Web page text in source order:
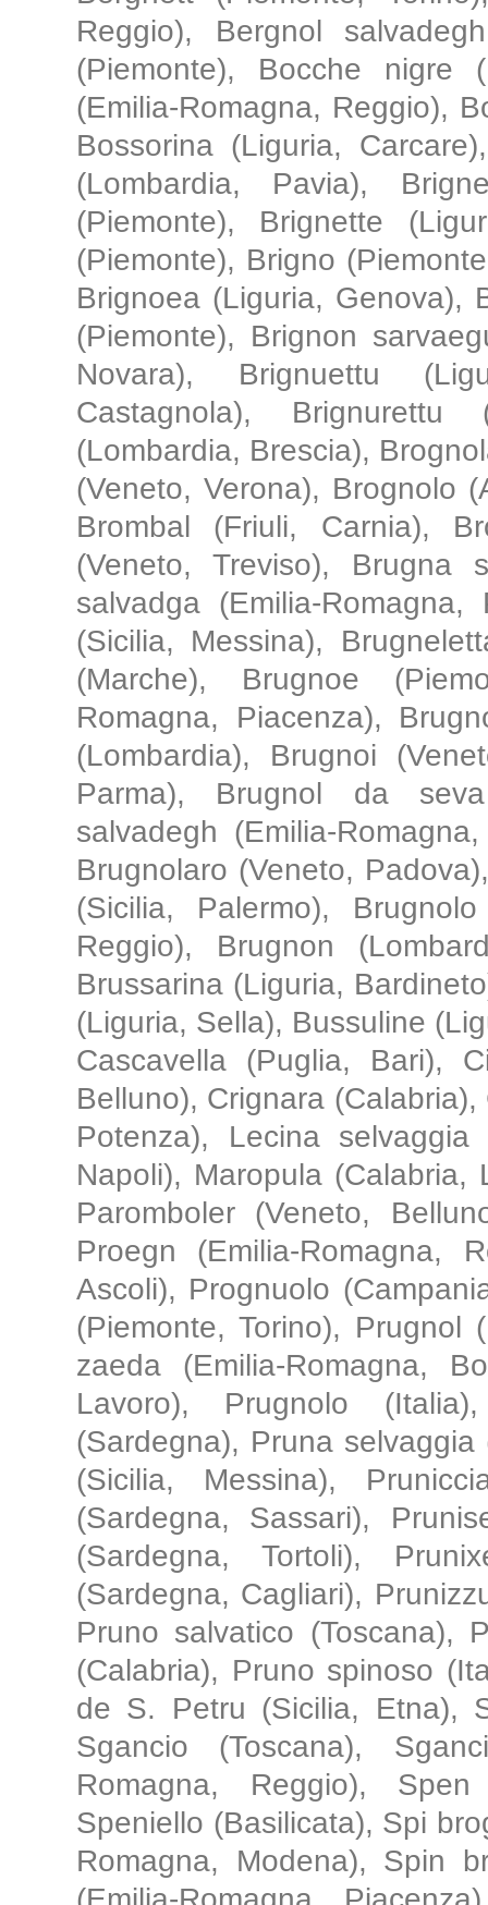
Reggio), Bergnol
(Piemonte), Bocche nigre
(Emilia-Romagna, Reggio),
Bossorina (Liguria,
(Lombardia, Pavia),
(Piemonte), Brignette
(Piemonte), Brigno
Brignoea (Liguria, Genova),
(Piemonte), Brignon
Novara), Brignuettu
Castagnola),
(Lombardia, Brescia),
(Veneto, Verona), Brognolo
Brombal (Friuli, Carnia),
(Veneto, Treviso), Brugna
salvadga (Emilia-
(Sicilia, Messina),
(Marche), Brugnoe
Romagna, Piacenza),
(Lombardia), Brugnoi
Parma), Brugnol da
salvadegh (Emilia-
Brugnolaro (Veneto,
(Sicilia, Palermo),
Reggio), Brugnon
Brussarina (Liguria,
(Liguria, Sella), Bussuline
Cascavella (Puglia, Bari),
Belluno), Crignara
Potenza), Lecina
Napoli), Maropula (Calabria,
Paromboler (Veneto,
Proegn (Emilia-Romagna,
Ascoli), Prognuolo
(Piemonte, Torino), Prugnol
zaeda (Emilia-Romagna,
Lavoro), Prugnolo
(Sardegna), Pruna
(Sicilia, Messina),
(Sardegna, Sassari),
(Sardegna, Tortoli),
(Sardegna, Cagliari),
Pruno salvatico (Toscana),
(Calabria), Pruno spinoso
de S. Petru (Sicilia, Etna),
Sgancio (Toscana),
Romagna, Reggio), Spen
Speniello (Basilicata), Spi
Romagna, Modena), Spin